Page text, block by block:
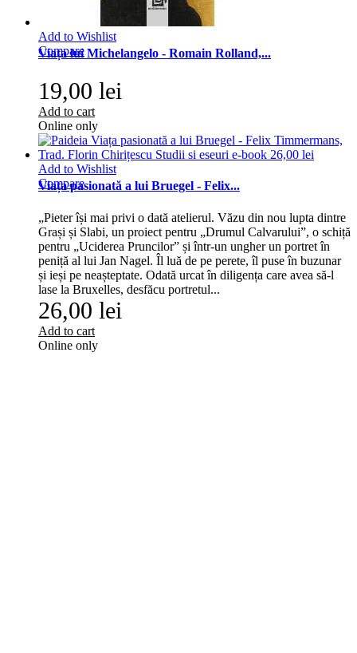
Add to Wishlist
Compare
Viața lui Michelangelo - Romain Rolland,...
19,00 lei
Add to cart
Online only
Add to Wishlist
Compare
Viața pasionată a lui Bruegel - Felix...
„Pieter își mai privi o dată atelierul. Văzu din nou lupta dintre
Grași și Slabi, un proiect pentru „Drumul Calvarului”, o schiță
pentru „Uciderea Pruncilor” și într-un ungher un portret în
peniță al lui Jan Nagel. Îl luă de pe perete, îl puse în buzunar
și ieși pe neașteptate. Odată urcat în diligența care avea să-l
lase la Bruxelles, desfăcu portretul...
26,00 lei
Add to cart
Online only